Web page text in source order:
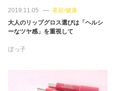
2019.11.05
美容/健康
大人のリップグロス選びは「ヘルシ
ーなツヤ感」を重視して
ぼっ子